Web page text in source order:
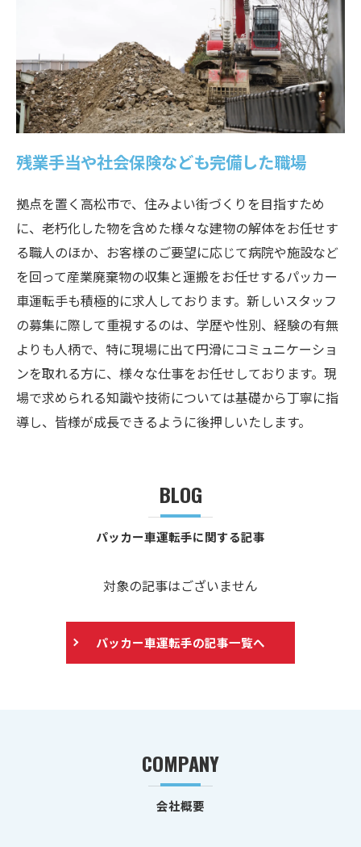
残業手当や社会保険なども完備した職場
拠点を置く高松市で、住みよい街づくりを目指すため
に、老朽化した物を含めた様々な建物の解体をお任せす
る職人のほか、お客様のご要望に応じて病院や施設など
を回って産業廃棄物の収集と運搬をお任せするパッカー
車運転手も積極的に求人しております。新しいスタッフ
の募集に際して重視するのは、学歴や性別、経験の有無
よりも人柄で、特に現場に出て円滑にコミュニケーショ
ンを取れる方に、様々な仕事をお任せしております。現
場で求められる知識や技術については基礎から丁寧に指
導し、皆様が成長できるように後押しいたします。
BLOG
パッカー車運転手に関する記事
対象の記事はございません
パッカー車運転手の記事一覧へ
会社概要
COMPANY